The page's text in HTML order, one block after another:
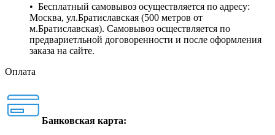
• Бесплатный самовывоз осуществляется по адресу:
Москва, ул.Братиславская (500 метров от
м.Братиславская). Самовывоз осществляется по
предвариетльной договоренности и после оформления
заказа на сайте.
Оплата
Банковская карта: